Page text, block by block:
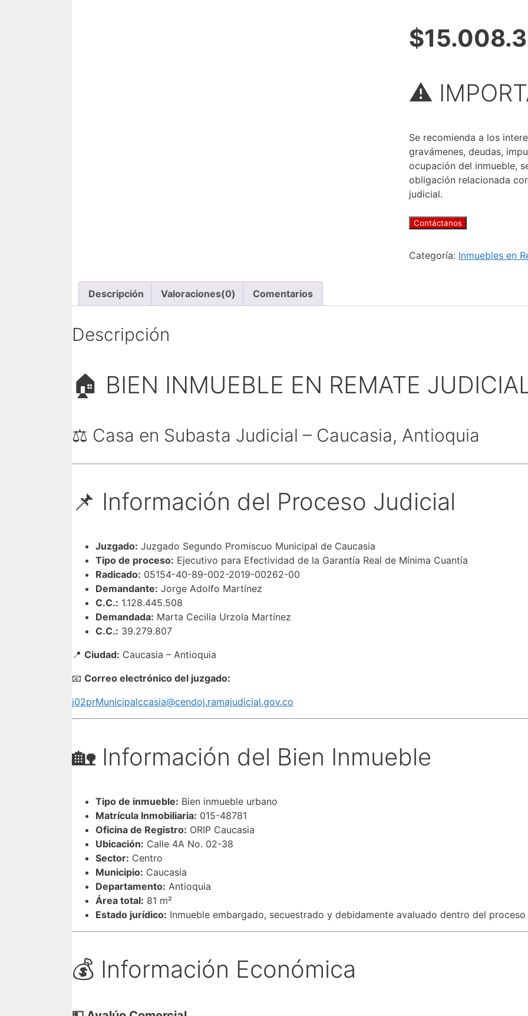
⚠️
Se recomienda a los
gravámenes, deudas,
ocupación del inmueble,
obligación relacionada
judicial.
Contáctanos
Categoría: Inmuebles en
Descripción Valoraciones(0) Comentarios
Descripción
🏠 BIEN INMUEBLE EN REMATE
⚖️ Casa en Subasta Judicial – Caucasia, Antioquia
📌 Información del Proceso Judicial
Juzgado: Juzgado Segundo Promiscuo Municipal de Caucasia
Tipo de proceso: Ejecutivo para Efectividad de la Garantía Real de Mínima Cuantía
Radicado: 05154-40-89-002-2019-00262-00
Demandante: Jorge Adolfo Martínez
C.C.: 1.128.445.508
Demandada: Marta Cecilia Urzola Martínez
C.C.: 39.279.807
📍 Ciudad: Caucasia – Antioquia
📧 Correo electrónico del juzgado:
j02prMunicipalccasia@cendoj.ramajudicial.gov.co
🏡 Información del Bien Inmueble
Tipo de inmueble: Bien inmueble urbano
Matrícula Inmobiliaria: 015-48781
Oficina de Registro: ORIP Caucasia
Ubicación: Calle 4A No. 02-38
Sector: Centro
Municipio: Caucasia
Departamento: Antioquia
Área total: 81 m²
Estado jurídico: Inmueble embargado, secuestrado y debidamente avaluado dentro del
💰 Información Económica